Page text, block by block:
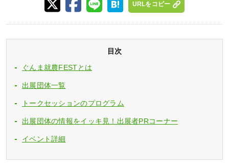
URLをコピー
目次
ぐんま就農FESTとは
出展団体一覧
トークセッションのプログラム
出展団体の情報をイッキ見！出展者PRコーナー
イベント詳細